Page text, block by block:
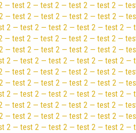
test 2 — test 2 — test 2 — test 2 —
— test 2 — test 2 — test 2 — test 2 —
— test 2 — test 2 — test 2 — test 2 —
test 2 — test 2 — test 2 — test 2 —
— test 2 — test 2 — test 2 — test 2 —
— test 2 — test 2 — test 2 — test 2 —
test 2 — test 2 — test 2 — test 2 —
— test 2 — test 2 — test 2 — test 2 —
— test 2 — test 2 — test 2 — test 2 —
test 2 — test 2 — test 2 — test 2 —
— test 2 — test 2 — test 2 — test 2 —
— test 2 — test 2 — test 2 — test 2 —